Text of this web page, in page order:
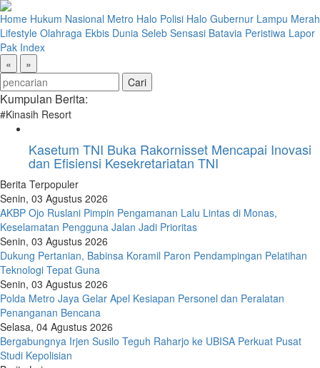
Home Hukum Nasional Metro Halo Polisi Halo Gubernur Lampu Merah
Lifestyle Olahraga Ekbis Dunia Seleb Sensasi Batavia Peristiwa Lapor
Pak Index
«
»
Kumpulan Berita:
#Kinasih Resort
Kasetum TNI Buka Rakornisset Mencapai Inovasi
dan Efisiensi Kesekretariatan TNI
Berita Terpopuler
Senin, 03 Agustus 2026
AKBP Ojo Ruslani Pimpin Pengamanan Lalu Lintas di Monas,
Keselamatan Pengguna Jalan Jadi Prioritas
Senin, 03 Agustus 2026
Dukung Pertanian, Babinsa Koramil Paron Pendampingan Pelatihan
Teknologi Tepat Guna
Senin, 03 Agustus 2026
Polda Metro Jaya Gelar Apel Kesiapan Personel dan Peralatan
Penanganan Bencana
Selasa, 04 Agustus 2026
Bergabungnya Irjen Susilo Teguh Raharjo ke UBISA Perkuat Pusat
Studi Kepolisian